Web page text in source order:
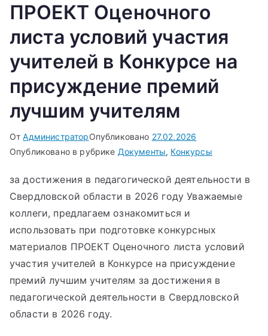
ПРОЕКТ Оценочного
листа условий участия
учителей в Конкурсе на
присуждение премий
лучшим учителям
ОтАдминистраторОпубликовано 27.02.2026
Опубликовано в рубрике Документы, Конкурсы
за достижения в педагогической деятельности в
Свердловской области в 2026 году Уважаемые
коллеги, предлагаем ознакомиться и
использовать при подготовке конкурсных
материалов ПРОЕКТ Оценочного листа условий
участия учителей в Конкурсе на присуждение
премий лучшим учителям за достижения в
педагогической деятельности в Свердловской
области в 2026 году.